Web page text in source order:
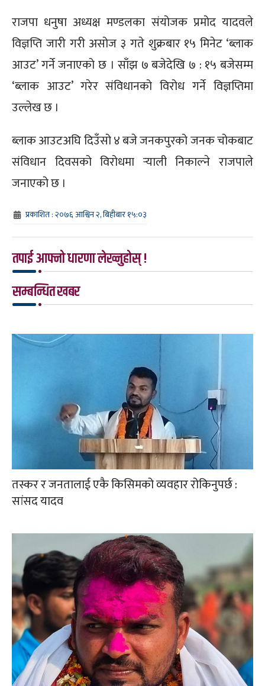
राजपा धनुषा अध्यक्ष मण्डलका संयोजक प्रमोद यादवले
विज्ञप्ति जारी गरी असोज ३ गते शुक्रबार १५ मिनेट ‘ब्लाक
आउट’ गर्ने जनाएको छ । साँझ ७ बजेदेखि ७ : १५ बजेसम्म
‘ब्लाक आउट’ गरेर संविधानको विरोध गर्ने विज्ञप्तिमा
उल्लेख छ ।
ब्लाक आउटअघि दिउँसो ४ बजे जनकपुरको जनक चोकबाट
संविधान दिवसको विरोधमा र्‍याली निकाल्ने राजपाले
जनाएको छ ।
प्रकाशित : २०७६ आश्विन २, बिहीबार १५:०३
तपाई आफ्नो धारणा लेख्नुहोस् !
सम्बन्धित खबर
तस्कर र जनतालाई एकै किसिमको व्यवहार रोकिनुपर्छ :
सांसद यादव